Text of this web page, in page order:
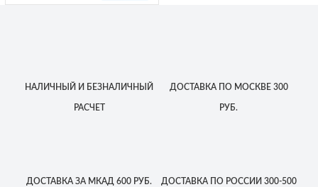
НАЛИЧНЫЙ И БЕЗНАЛИЧНЫЙ
РАСЧЕТ
ДОСТАВКАПО МОСКВЕ 300
РУБ.
ДОСТАВКА ЗА МКАД 600 РУБ. ДОСТАВКАПО РОССИИ 300-500